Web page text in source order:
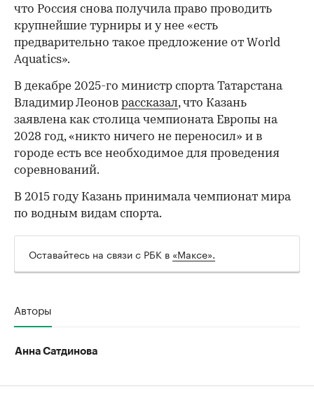
что Россия снова получила право проводить
крупнейшие турниры и у нее «есть
предварительно такое предложение от World
Aquatics».
В декабре 2025-го министр спорта Татарстана
Владимир Леонов рассказал, что Казань
заявлена как столица чемпионата Европы на
2028 год, «никто ничего не переносил» и в
городе есть все необходимое для проведения
соревнований.
В 2015 году Казань принимала чемпионат мира
по водным видам спорта.
Оставайтесь на связи с РБК в «Максе».
Авторы
Анна Сатдинова